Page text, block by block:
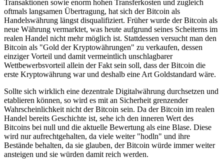
Transaktionen sowie enorm hohen Transferkosten und zugleich
oftmals langsamen Übertragung, hat sich der Bitcoin als
Handelswährung längst disqualifiziert. Früher wurde der Bitcoin als
neue Währung vermarktet, was heute aufgrund seines Scheiterns im
realen Handel nicht mehr möglich ist. Stattdessen versucht man den
Bitcoin als "Gold der Kryptowährungen" zu verkaufen, dessen
einziger Vorteil und damit vermeintlich unschlagbarer
Wettbewerbsvorteil allein der Fakt sein soll, dass der Bitcoin die
erste Kryptowährung war und deshalb eine Art Goldstandard wäre.
Sollte sich wirklich eine dezentrale Digitalwährung durchsetzen und
etablieren können, so wird es mit an Sicherheit grenzender
Wahrscheinlichkeit nicht der Bitcoin sein. Da der Bitcoin im realen
Handel bereits Geschichte ist, sehe ich den inneren Wert des
Bitcoins bei null und die aktuelle Bewertung als eine Blase. Diese
wird nur aufrechtgehalten, da viele weiter "hodln" und ihre
Bestände behalten, da sie glauben, der Bitcoin würde immer weiter
ansteigen und sie würden damit reich werden.